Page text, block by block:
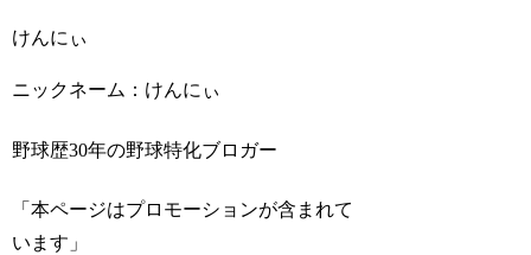
けんにぃ
ニックネーム：けんにぃ
野球歴30年の野球特化ブロガー
「本ページはプロモーションが含まれて
います」